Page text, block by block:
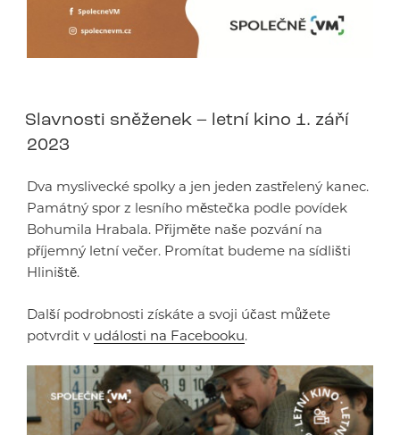
Slavnosti sněženek – letní kino 1. září
2023
Dva myslivecké spolky a jen jeden zastřelený kanec.
Památný spor z lesního městečka podle povídek
Bohumila Hrabala. Přijměte naše pozvání na
příjemný letní večer. Promítat budeme na sídlišti
Hliniště.
Další podrobnosti získáte a svoji účast můžete
potvrdit v události na Facebooku.